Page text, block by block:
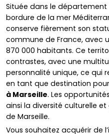
Située dans le département
bordure de la mer
conserve fièrement son
commune de France, avec
870 000 habitants. Ce
contrastes, avec une
personnalité unique, ce qui
en tant que destination
à Marseille. Les
ainsi la diversité culturelle
de Marseille.
Vous souhaitez acquérir de